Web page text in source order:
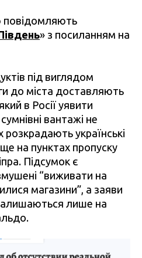
повідомляють
» з посиланням на
під виглядом
до міста доставляють
в Росії уявити
вантажі не
розкрадають українські
ще на пунктах пропуску
Підсумок є
“виживати на
магазини”, а заяви
залишаються лише на